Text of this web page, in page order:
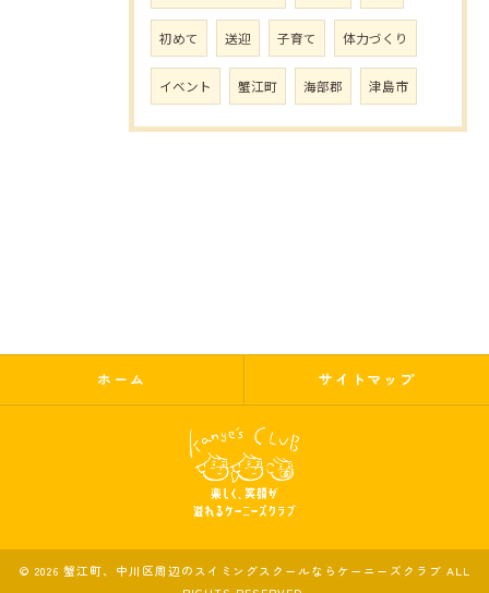
初めて 送迎 子育て 体力づくり
イベント 蟹江町 海部郡 津島市
ホーム サイトマップ
© 2026 蟹江町、中川区周辺のスイミングスクールならケーニーズクラブ ALL